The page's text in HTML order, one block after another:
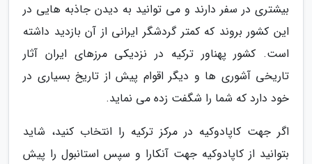
بیشتری در سفر دارند و می توانید به دیدن جاذبه هایی در
این کشور بروند که کمتر گردشگر ایرانی از آن بازدید داشته
است. کشور پهناور ترکیه در نزدیکی مرزهای ایران آثار
تاریخی آشوری ها و دیگر اقوام پیش از تاریخ بسیاری در
خود دارد که شما را شگفت زده می نماید.
اگر جهت کاپادوکیه در مرکز ترکیه را انتخاب کنید، شاید
بتوانید از کاپادوکیه جهت آنکارا و سپس استانبول را پیش